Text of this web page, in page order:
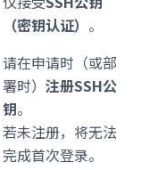
（密钥认证） 。
请在申请时（或部
署时）注册SSH公
钥。
若未注册，将无法
完成首次登录。